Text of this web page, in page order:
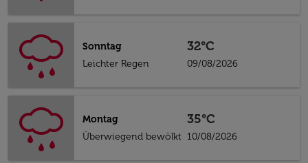
Sonntag
Leichter Regen
32°C
09/08/2026
Montag
Überwiegend bewölkt
35°C
10/08/2026